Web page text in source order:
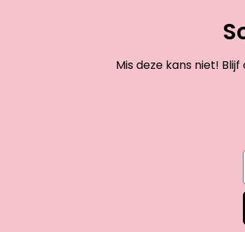
Mis deze kans niet!